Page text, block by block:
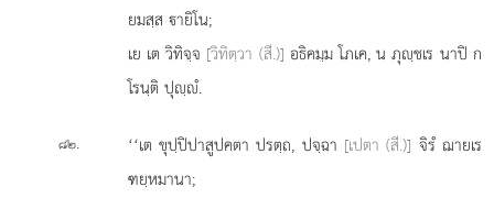
ยมสฺส ายิโน;
เย เต วิทิจฺจ [วิทิตฺวา (สี.)] อธิคมฺม โภเค, น ภุฺชเร นาปิ ก
โรนฺติ ปุฺํ.
๘๒. ‘‘เตขุปฺปิปาสูปคตา ปรตฺถ, ปจฺฉา [เปตา (สี.)] จิรํ ฌายเร
ฑยฺหมานา;